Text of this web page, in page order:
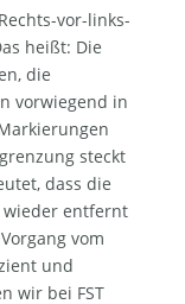
vor-links-
heißt: Die
die
vorwiegend in
steckt
dass die
entfernt
vom
und
wir bei FST